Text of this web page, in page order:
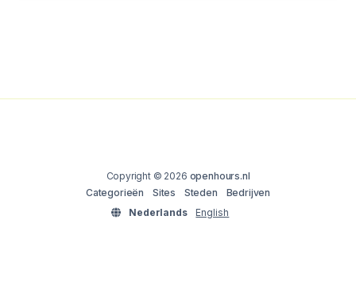
Copyright © 2026 openhours.nl
Categorieën
Sites Steden
Bedrijven
Nederlands
English